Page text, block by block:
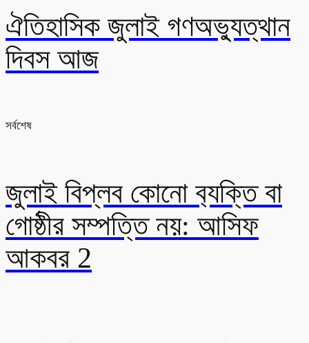
ঐতিহাসিক জুলাই গণঅভ্যুত্থান
দিবস আজ
সর্বশেষ
জুলাই বিপ্লব কোনো ব‍্যক্তি বা
গোষ্ঠীর সম্পত্তি নয়: আসিফ
আকবর 2